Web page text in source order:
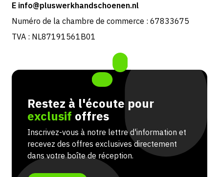
E info@pluswerkhandschoenen.nl
Numéro de la chambre de commerce : 67833675
TVA : NL87191561B01
Restez à l'écoute pour
exclusif offres
Inscrivez-vous à notre lettre d'information et
recevez des offres exclusives directement
dans votre boîte de réception.